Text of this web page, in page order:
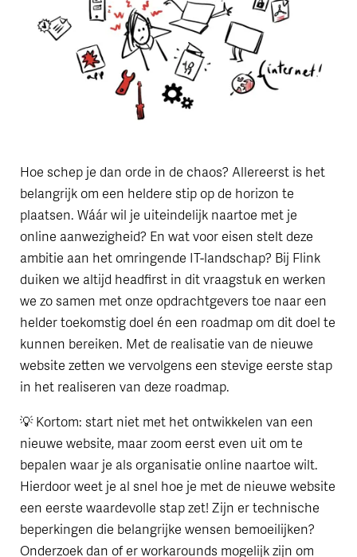
Hoe schep je dan orde in de chaos? Allereerst is het
belangrijk om een heldere stip op de horizon te
plaatsen. Wáár wil je uiteindelijk naartoe met je
online aanwezigheid? En wat voor eisen stelt deze
ambitie aan het omringende IT-landschap? Bij Flink
duiken we altijd headfirst in dit vraagstuk en werken
we zo samen met onze opdrachtgevers toe naar een
helder toekomstig doel én een roadmap om dit doel te
kunnen bereiken. Met de realisatie van de nieuwe
website zetten we vervolgens een stevige eerste stap
in het realiseren van deze roadmap.
💡 Kortom: start niet met het ontwikkelen van een
nieuwe website, maar zoom eerst even uit om te
bepalen waar je als organisatie online naartoe wilt.
Hierdoor weet je al snel hoe je met de nieuwe website
een eerste waardevolle stap zet! Zijn er technische
beperkingen die belangrijke wensen bemoeilijken?
Onderzoek dan of er workarounds mogelijk zijn om